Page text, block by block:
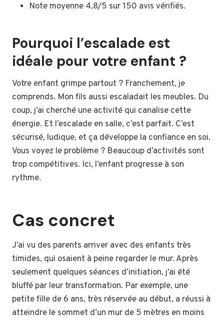
Note moyenne 4,8/5 sur 150 avis vérifiés.
Pourquoi l’escalade est
idéale pour votre enfant ?
Votre enfant grimpe partout ? Franchement, je
comprends. Mon fils aussi escaladait les meubles. Du
coup, j’ai cherché une activité qui canalise cette
énergie. Et l’escalade en salle, c’est parfait. C’est
sécurisé, ludique, et ça développe la confiance en soi.
Vous voyez le problème ? Beaucoup d’activités sont
trop compétitives. Ici, l’enfant progresse à son
rythme.
Cas concret
J’ai vu des parents arriver avec des enfants très
timides, qui osaient à peine regarder le mur. Après
seulement quelques séances d’initiation, j’ai été
bluffé par leur transformation. Par exemple, une
petite fille de 6 ans, très réservée au début, a réussi à
atteindre le sommet d’un mur de 5 mètres en moins